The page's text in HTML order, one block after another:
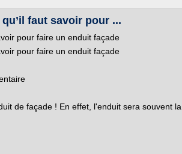
faut savoir pour ...
pour faire un enduit façade
pour faire un enduit façade
de façade ! En effet, l'enduit sera souvent la